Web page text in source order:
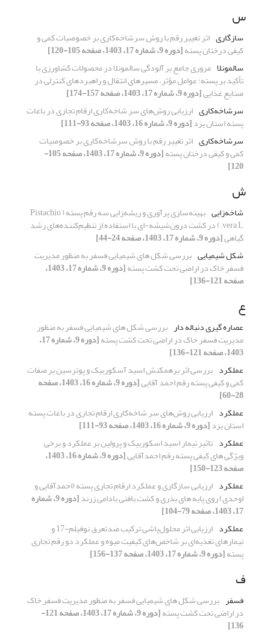
س
سازگاری اثر تغییر رقم با روش سرشاخه‌کاری بر خصوصیات کمی و
کیفی درختان پسته[دوره 9، شماره 17، 1403، صفحه 105-120]
سالمونلا مروری جامع بر آلودگی سالمونلا در محصولات کشاورزی با
تأکید بر پسته: عوامل مؤثر، مسیرهای انتقال و راهبردهای کنترلی در
صنایع غذایی[دوره 9، شماره 17، 1403، صفحه 157-174]
سرشاخه‌کاری ارزیابی روش‌های سر شاخه‌کاری ارقام تجاری در باغات
پسته استان یزد[دوره 9، شماره 16، 1403، صفحه 93-111]
سرشاخه‌کاری اثر تغییر رقم با روش سرشاخه‌کاری بر خصوصیات
کمی و کیفی درختان پسته [دوره 9، شماره 17، 1403، صفحه 105-
120]
ش
شاخه‌زایی بهینه‌سازی پرآوری و ریشه‌زایی سه رقم پسته ( Pistachio
vera L.) در کشت درون‌شیشه-ای با استفاده از تنظیم‌کننده‌های رشد
گیاهی[دوره 9، شماره 17، 1403، صفحه 24-44]
شکل شیمیایی بررسی شکل های شیمیایی فسفر به منظور مدیریت
فسفر خاک در اراضی تحت کشت پسته [دوره 9، شماره 17، 1403،
صفحه 121-136]
ع
عصاره گیری دنباله دار بررسی شکل های شیمیایی فسفر به منظور
مدیریت فسفر خاک در اراضی تحت کشت پسته [دوره 9، شماره 17،
1403، صفحه 121-136]
عملکرد بررسی اثر برهمکنش اسید آسکوربیک و پوترسین بر صفات
کمی و کیفی پسته رقم احمد آقایی [دوره 9، شماره 16، 1403، صفحه
28-60]
عملکرد ارزیابی روش‌های سر شاخه‌کاری ارقام تجاری در باغات پسته
استان یزد[دوره 9، شماره 16، 1403، صفحه 93-111]
عملکرد تاثیر تیمار اسید اسکوربیک و پرولین بر عملکرد و برخی
ویژگی های کیفی پسته رقم احمدآقایی [دوره 9، شماره 16، 1403،
صفحه 123-150]
عملکرد ارزیابی سازگاری و عملکرد ارقام تجاری پسته (احمدآقایی و
اوحدی) روی پایه های بذری و کشت بافتی بادامی زرند [دوره 9، شماره
17، 1403، صفحه 79-104]
عملکرد
ارزیابی اثر محلول‌پاشی ترکیب ضدتعرق نوفیلم-17 و
تیمارهای تغذیه‌ای بر شاخص‌های کیفیت میوه و عملکرد دو رقم تجاری
پسته[دوره 9، شماره 17، 1403، صفحه 137-156]
ف
فسفر بررسی شکل های شیمیایی فسفر به منظور مدیریت فسفر خاک
در اراضی تحت کشت پسته [دوره 9، شماره 17، 1403، صفحه 121-
136]